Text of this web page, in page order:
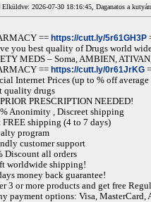
Elküldve: 2026-07-30 18:16:45, Daganatos a
== https://cutt.ly/5r61GH3P
you best quality of Drugs world
MEDS – Soma, AMBIEN,
== https://cutt.ly/0r61JrKG
Internet Prices (up to % off average
quality drugs
PRESCRIPTION NEEDED!
Anonimity , Discreet shipping
FREE shipping (4 to 7 days)
program
customer support
Discount all orders
worldwide shipping!
money back guarantee!
3 or more products and get free
payment options: Visa, MasterCard,